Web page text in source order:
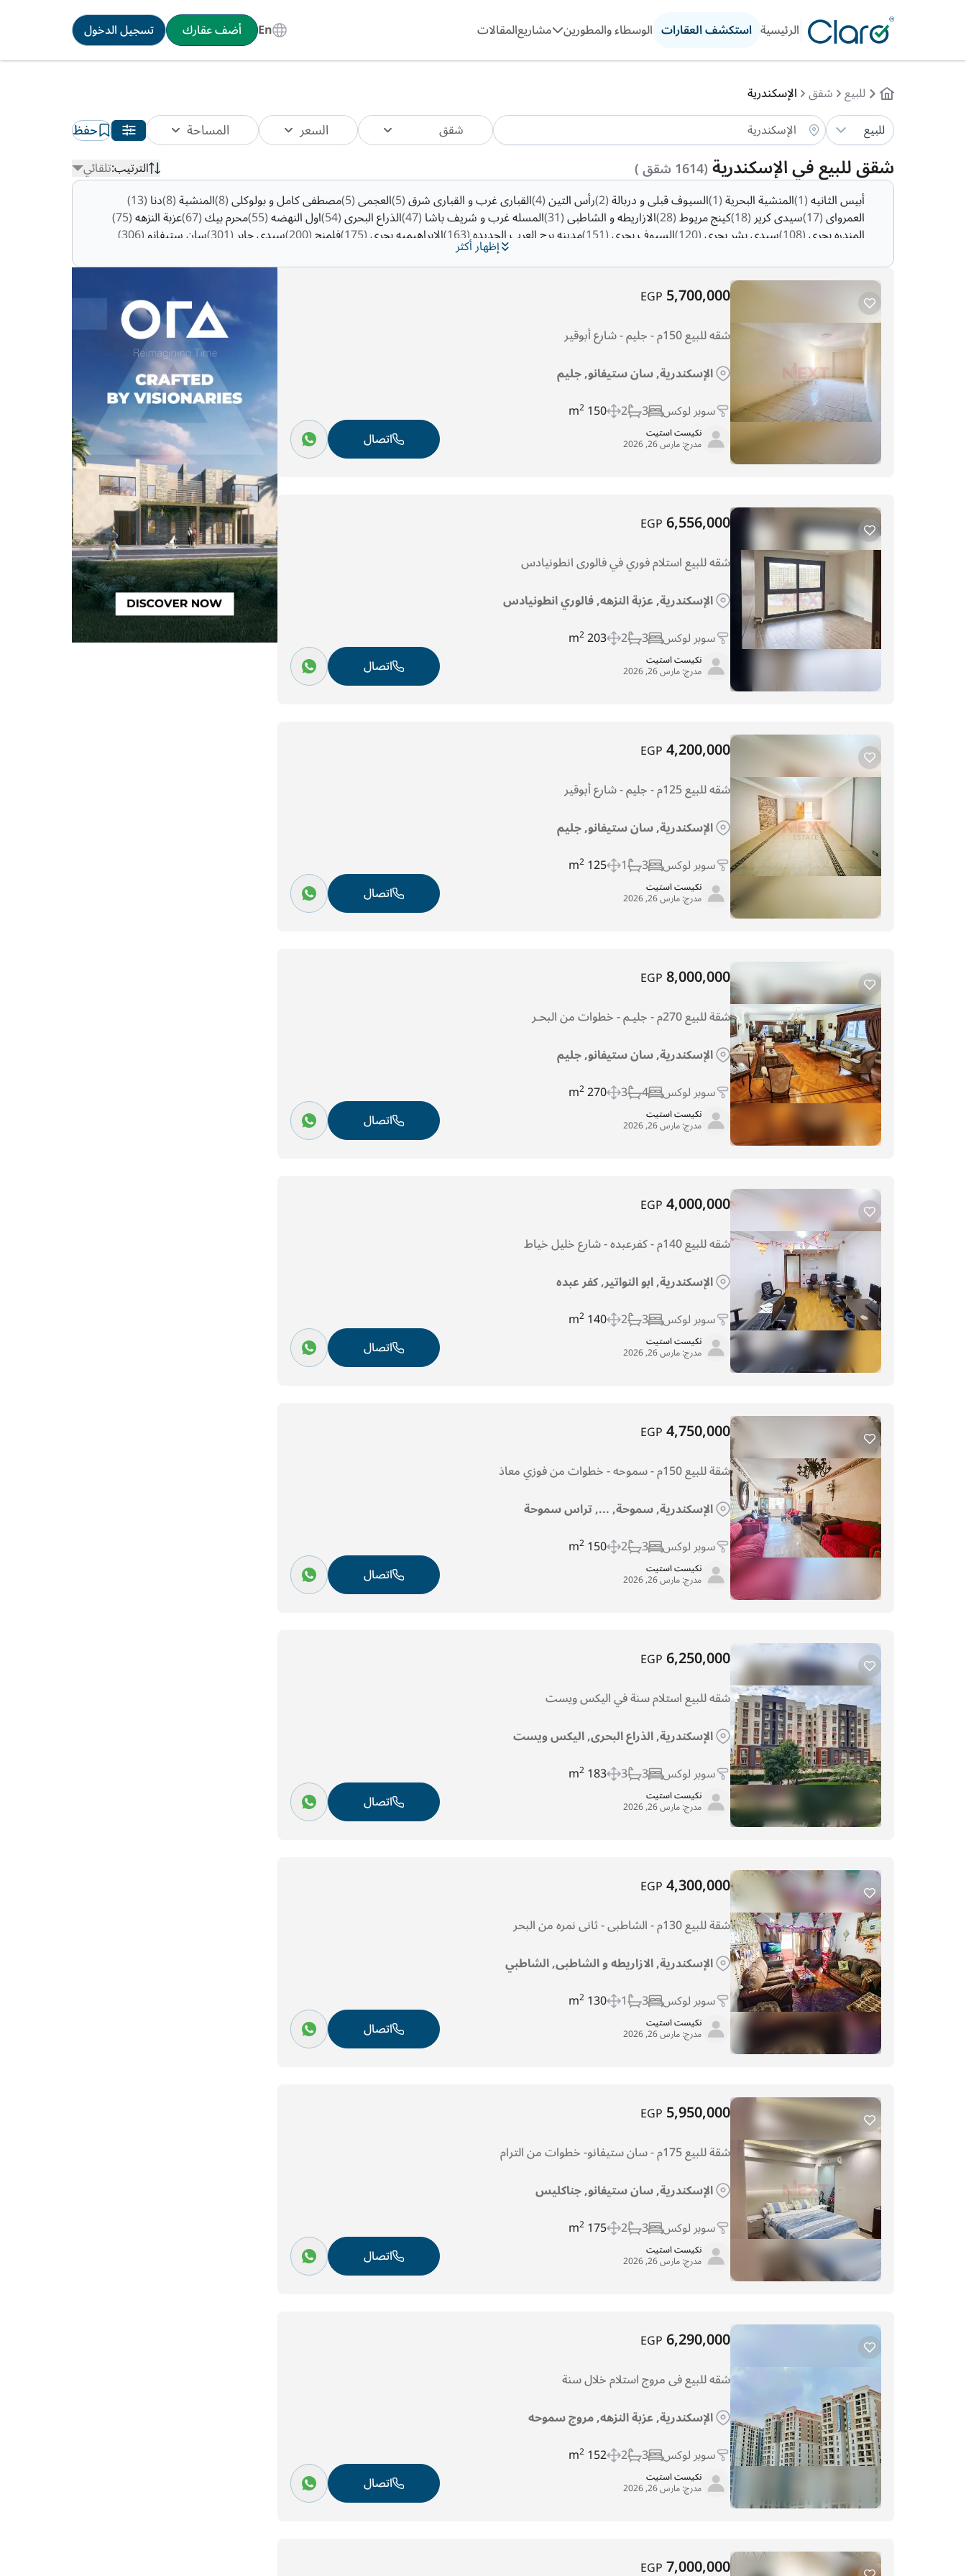
الرئيسية استكشف العقارات الوسطاء والمطورين مشاريعالمقالات En أضف عقارك تسجيل الدخول
للبيع شقق الإسكندرية
للبيع
شقق السعر المساحة حفظ
شقق للبيع في الإسكندرية(1614 شقق ) الترتيب:تلقائي
إظهار أكثر
أبيس الثانيه(1) المنشية البحرية(1) السيوف قبلى و دربالة(2) رأس التين(4) القبارى غرب و القبارى شرق(5) العجمى(5) مصطفى كامل و بولوكلى(8) المنشية(8) دنا(13)
العمرواى(17) سيدى كرير(18) كينج مريوط(28) الازاريطه و الشاطبى(31) المسله غرب و شريف باشا(47) الذراع البحرى(54) اول النهضه(55) محرم بيك(67) عزبة النزهه(75)
المندره بحرى(108) سيدى بشر بحرى(120) السيوف بحرى(151) مدينه برج العرب الجديده(163) الابراهيميه بحرى(175) فلمنج(200) سيدى جابر (301) سان ستيفانو(306)
5,700,000
EGP
شقه للبيع 150م - جليم - شارع أبوقير
الإسكندرية, سان ستيفانو, جليم
سوبر لوكس 3
2
150 m
2
نكيست استيت
مدرج:مارس 26, 2026 اتصال
6,556,000
EGP
شقه للبيع استلام فوري في فالورى انطونيادس
الإسكندرية, عزبة النزهه, فالوري انطونيادس
سوبر لوكس 3
2
203 m
2
نكيست استيت
مدرج:مارس 26, 2026 اتصال
4,200,000
EGP
شقه للبيع 125م - جليم - شارع أبوقير
الإسكندرية, سان ستيفانو, جليم
سوبر لوكس 3
1
125 m
2
نكيست استيت
مدرج:مارس 26, 2026 اتصال
8,000,000
EGP
شقة للبيع 270م - جليـم - خطوات من البحـر
الإسكندرية, سان ستيفانو, جليم
سوبر لوكس 4
3
270 m
2
نكيست استيت
مدرج:مارس 26, 2026 اتصال
4,000,000
EGP
شقه للبيع 140م - كفرعبده - شارع خليل خياط
الإسكندرية, ابو النواتير, كفر عبده
سوبر لوكس 3
2
140 m
2
نكيست استيت
مدرج:مارس 26, 2026 اتصال
4,750,000
EGP
شقة للبيع 150م - سموحه - خطوات من فوزي معاذ
الإسكندرية, سموحة, ..., تراس سموحة
سوبر لوكس 3
2
150 m
2
نكيست استيت
مدرج:مارس 26, 2026 اتصال
6,250,000
EGP
شقه للبيع استلام سنة في اليكس ويست
الإسكندرية, الذراع البحرى, اليكس ويست
سوبر لوكس 3
3
183 m
2
نكيست استيت
مدرج:مارس 26, 2026 اتصال
4,300,000
EGP
شقة للبيع 130م - الشاطبى - ثانى نمره من البحر
الإسكندرية, الازاريطه و الشاطبى, الشاطبي
سوبر لوكس 3
1
130 m
2
نكيست استيت
مدرج:مارس 26, 2026 اتصال
5,950,000
EGP
شقة للبيع 175م - سان ستيفانو- خطوات من الترام
الإسكندرية, سان ستيفانو, جناكليس
سوبر لوكس 3
2
175 m
2
نكيست استيت
مدرج:مارس 26, 2026 اتصال
6,290,000
EGP
شقه للبيع فى مروج استلام خلال سنة
الإسكندرية, عزبة النزهه, مروج سموحه
سوبر لوكس 3
2
152 m
2
نكيست استيت
مدرج:مارس 26, 2026 اتصال
7,000,000
EGP